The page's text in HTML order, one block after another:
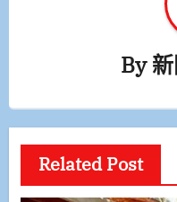
By
Related Post